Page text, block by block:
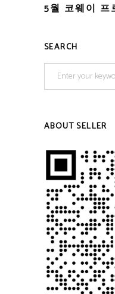
5월 코웨이 프
SEARCH
Search
ABOUT SELLER